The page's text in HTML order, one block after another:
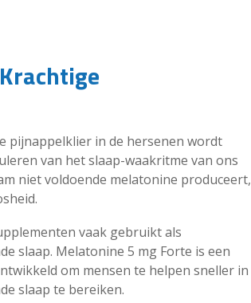
pijnappelklier in de hersenen wordt
van het slaap-waakritme van ons
niet voldoende melatonine produceert,
vaak gebruikt als
slaap. Melatonine 5 mg Forte is een
om mensen te helpen sneller in
slaap te bereiken.